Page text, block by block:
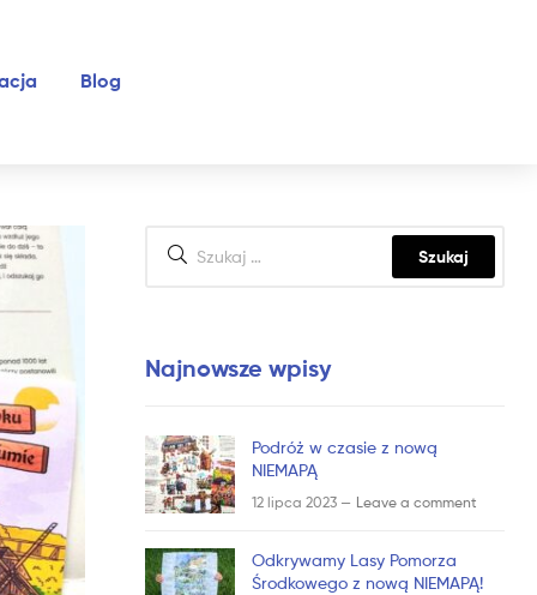
Blog
Najnowsze wpisy
Podróż w czasie z nową
NIEMAPĄ
12 lipca 2023 — Leave a comment
Odkrywamy Lasy Pomorza
Środkowego z nową NIEMAPĄ!